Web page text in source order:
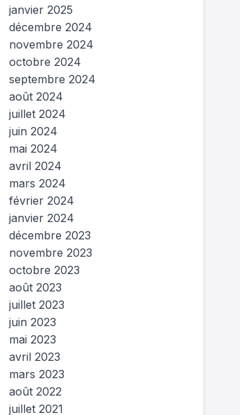
janvier 2025
décembre 2024
novembre 2024
octobre 2024
septembre 2024
août 2024
juillet 2024
juin 2024
mai 2024
avril 2024
mars 2024
février 2024
janvier 2024
décembre 2023
novembre 2023
octobre 2023
août 2023
juillet 2023
juin 2023
mai 2023
avril 2023
mars 2023
août 2022
juillet 2021